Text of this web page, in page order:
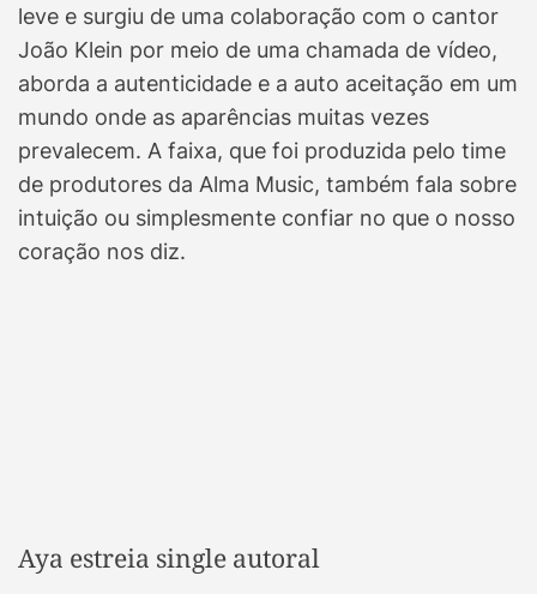
leve e surgiu de uma colaboração com o cantor
João Klein por meio de uma chamada de vídeo,
aborda a autenticidade e a auto aceitação em um
mundo onde as aparências muitas vezes
prevalecem. A faixa, que foi produzida pelo time
de produtores da Alma Music, também fala sobre
intuição ou simplesmente confiar no que o nosso
coração nos diz.
Aya estreia single autoral